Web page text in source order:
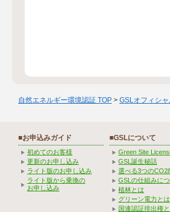
自然エネルギー環境認証 TOP > GSLオフィシ
■お申込みガイド
初めてのお客様
更新のお申し込み
ライト版のお申し込み
ライト版から乗換の
お申し込み
■GSLについて
Green Site
GSL誕生秘話
選べる3つのCO2
GSLの仕組みに
植林とは
グリーン電力とは
国連認証排出権